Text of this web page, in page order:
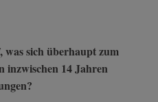
was sich überhaupt zum
inzwischen 14 Jahren